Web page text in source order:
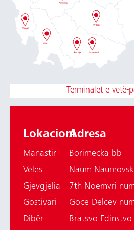
Terminalet e vetë-
LokacioniAdresa
Manastir
Borimecka bb
Veles
Naum
Gjevgjelia
7th Noemvri
Gostivari
Goce Delcev
Dibër
Bratsvo